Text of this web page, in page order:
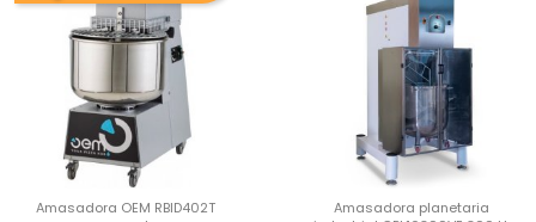
Amasadora OEM RBID402T
Amasadora planetaria